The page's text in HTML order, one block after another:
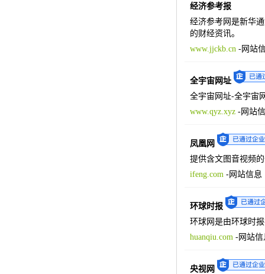
经济参考报
经济参考网是新华
的财经资讯。
www.jjckb.cn-网站
全宇宙网址
全宇宙网址-全宇宙
www.qyz.xyz-网站
凤凰网
提供含文图音视频
ifeng.com-网站信息
环球时报
环球网是由环球时
huanqiu.com-网站信
央视网